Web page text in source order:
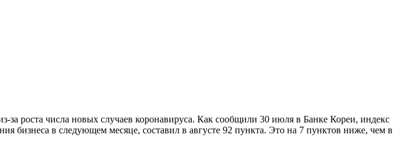
роста числа новых случаев коронавируса. Как сообщили 30 июля в Банке Кореи, индекс
бизнеса в следующем месяце, составил в августе 92 пункта. Это на 7 пунктов ниже, чем в